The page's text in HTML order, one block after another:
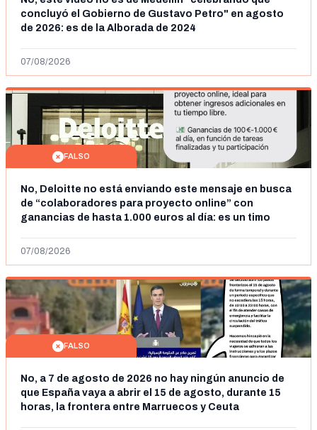
concluyó el Gobierno de Gustavo Petro" en agosto
de 2026: es de la Alborada de 2024
07/08/2026
FALSO
No, Deloitte no está enviando este mensaje en busca
de “colaboradores para proyecto online” con
ganancias de hasta 1.000 euros al día: es un timo
07/08/2026
FALSO
No, a 7 de agosto de 2026 no hay ningún anuncio de
que España vaya a abrir el 15 de agosto, durante 15
horas, la frontera entre Marruecos y Ceuta